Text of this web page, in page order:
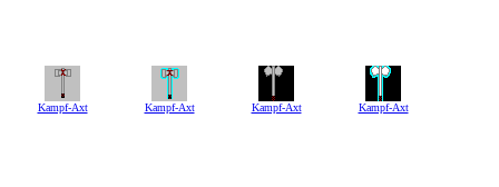
Kampf-Axt Kampf-Axt Kampf-Axt Kampf-Axt